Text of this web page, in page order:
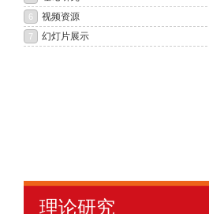
理论研究